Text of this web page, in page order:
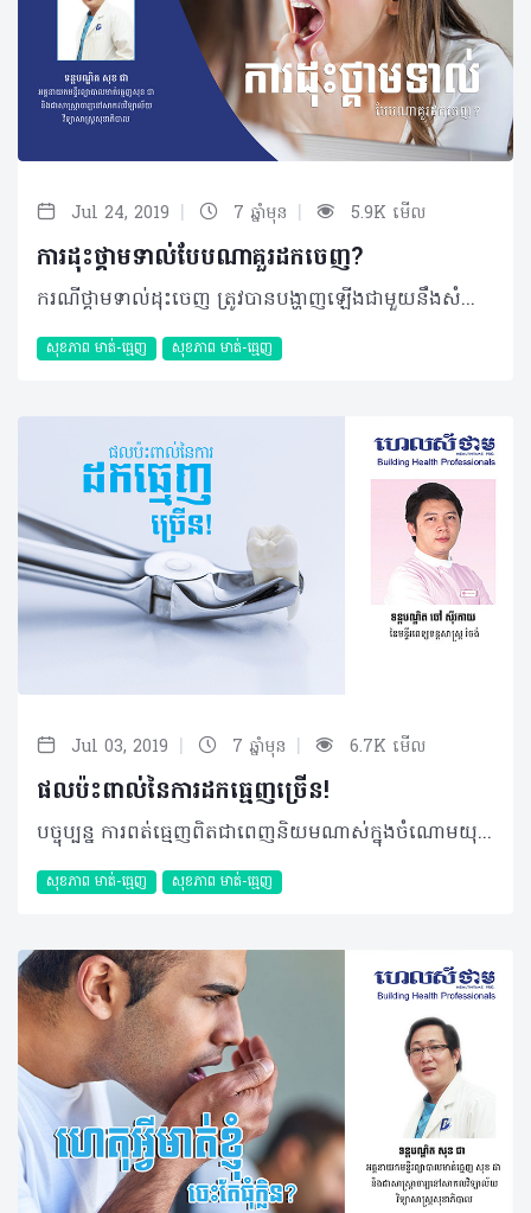
Jul 24, 2019 | 7 ឆ្នាំមុន | 5.9K មើល
ការដុះថ្គាមទាល់បែបណាគួរដកចេញ?
ករណីថ្គាមទាល់ដុះចេញ ត្រូវបានបង្ហាញឡើងជាមួយនឹងសំណួរជុំវិញបញ្ហានេះជាច្រើន។ ជាទូទៅការដុះថ្គាមទាល់អាចបង្កការឈឺចាប់មួយរយៈ និងបាត់ទៅវិញដោយឯកឯង។ យ៉ាងណាមិញទោះបីវាហាក់ដូចជាមិនបង្កផលរំខាននានាផ្សេងទៀតតែចម្ងល់ក្នុងការដកថ្គាមទាល់ចេញនៅតែជាបញ្ហាក្នុងការសម្រេចចិត្តរបស់ប្រជាជនមួយចំនួន។ តើថ្គាមទាល់បែបណាដែលអ្នកគួរដកចេញ? អត្ថបទខាងក្រោមនេះអាចជាចម្លើយរបស់អ្នក៖ សំណួរ៖ ខ្ញុំមានអាយុ ៣០ឆ្នាំ ភេទស្រី រស់នៅខេត្តបាត់ដំបង។ ខ្ញុំមានថ្គាមទាល់ដុះចេញតែពាក់កណ្តាល និងមានសាច់គ្របពីលើពាក់កណ្តាល។ តើខ្ញុំគួរតែដកចេញ ឬយ៉ាងណា បើពេលនេះវាមិនផ្តល់ការឈឺចាប់អ្វីឡើយ? ចម្លើយ៖ ប្អូនគួរតែដកចេញ ទោះបីជាពេលនេះវាមិនមានការឈឺចាប់ក៏ដោយព្រោះវានឹងអាចបង្កការឈឺចាប់នៅពេលអនាគតនិងធ្វើឲ្យប៉ះពាល់ ឬខូចខាតដល់ធ្មេញជិតខាងដោយសារការសម្អាតមិនបានស្អាតល្អធ្វើឲ្យមានរោគពុកធ្មេញ រោគអញ្ចាញនិងបញ្ហាផ្សេងៗដូចជាបញ្ហាក្លិនមាត់ជាដើម។ បកស្រាយដោយ៖ ទន្តបណ្ឌិត សុខ ជា អគ្គនាយកមន្ទីរព្យាបាលមាត់ធ្មេញសុខ ជា និងជាសាស្រ្តាចារ្យនៅសាកលវិទ្យាល័យវិទ្យាសាស្រ្តសុខាភិបាល អត្ថបទ៖​ ដកស្រង់ចេញពីទស្សនាវដ្ដី ហេលស៍ថាម ប្រូ លេខ ៨១ ©2019 រក្សាសិទ្ធិគ្រប់យ៉ាង​ដោយ Healthtime Corporation ចំពោះគ្រប់អត្ថបទដោយគ្មានផ្នែកណាមួយត្រូវបោះពុម្ពផ្សាយចូលប្រព័ន្ធអុីនធឺណែតឧបករណ៍អេឡិចត្រូនិកអាត់ជាសំឡេងឬថតចំលងគ្រប់រូបភាពដោយគ្មានការអនុញ្ញាតឡើយ
សុខភាព​​ មាត់-ធ្មេញ សុខភាព​​ មាត់-ធ្មេញ
Jul 03, 2019 | 7 ឆ្នាំមុន | 6.7K មើល
ផលប៉ះពាល់នៃការដកធ្មេញច្រើន!
បច្ចុប្បន្ន ការពត់ធ្មេញពិតជាពេញនិយមណាស់ក្នុងចំណោមយុវវ័យកម្ពុជា ប៉ុន្តែលក្ខខណ្ឌពត់ធ្មេញរបស់មនុស្សម្នាក់ៗ អាចនឹងខុសគ្នាអាស្រ័យស្ថានភាពធ្មេញបច្ចុប្បន្នរបស់គាត់។ បុគ្គលខ្លះមិនចាំបាច់តម្រូវឲ្យមានការដកធ្មេញទេ តែបុគ្គលខ្លះវិញត្រូវឲ្យដកធ្មេញយ៉ាងច្រើនទៅវិញ ជាក់ស្តែងដូចករណីខាងក្រោមរបស់មិត្តអ្នកអានយើងម្នាក់... សំណួរ៖ នាងខ្ញុំអាយុ ២៣ឆ្នាំ នាងខ្ញុំចង់ធ្វើការពត់ធ្មេញ ប៉ុន្តែពេលទៅពិគ្រោះគ្រូពេទ្យថាខ្ញុំត្រូវដកធ្មេញចំនួន ៥គ្រាប់។ ខ្ញុំក៏សម្រេចចិត្តថាមិនពត់វិញ ព្រោះត្រូវដកធ្មេញច្រើនក្នុងពេលតែមួយ ហើយក៏ធ្លាប់ឮមិត្តភក្តិថាអាចមានគ្រោះថ្នាក់។ ខ្ញុំចង់ដឹងថា តើការដកធ្មេញច្រើនបែបនេះអាចមានគ្រោះថ្នាក់ពិតប្រាកដដែរឬទេ ឬអាចបណ្តាលឲ្យមានបញ្ហាទៅថ្ងៃមុខឬទេ? ចម្លើយ៖ ទាក់ទងនឹងការពត់ធ្មេញដោយតម្រូវឲ្យដកធ្មេញគឺពិតជាមាន ប៉ុន្តែដកធ្មេញប៉ុន្មានគ្រាប់ប៉ះពាល់ ឬអត់នោះមិនអាចសន្មត់បានភ្លាមៗទេទាល់តែពិនិត្យឲ្យបានល្អិតល្អន់ជាមុនសិន។ ដើម្បីឲ្យកាន់តែប្រាកដចំពោះករណីនេះ ប្អូនចាំបាច់ត្រូវតែទៅជួបប្រឹក្សាជាមួយអ្នកឯកទេសពត់តម្រង់ធ្មេញ។ បកស្រាយដោយ៖ ទន្តបណ្ឌិត ចៅ ស៊ីវកាយ នៃមន្ទីរពេទ្យទន្តសាស្រ្ត រំចង់ អត្ថបទ៖ ដកស្រង់ចេញពីទស្សនាវដ្ដី ហេលស៍ថាម ប្រូ លេខ ៧៩ ©2019 រក្សាសិទ្ធិគ្រប់យ៉ាង​ដោយ Healthtime Corporation ចំពោះគ្រប់អត្ថបទដោយគ្មានផ្នែកណាមួយត្រូវបោះពុម្ពផ្សាយចូលប្រព័ន្ធអុីនធឺណែតឧបករណ៍អេឡិចត្រូនិកអាត់ជាសំឡេងឬថតចំលងគ្រប់រូបភាពដោយគ្មានការអនុញ្ញាតឡើយ
សុខភាព​​ មាត់-ធ្មេញ សុខភាព​​ មាត់-ធ្មេញ